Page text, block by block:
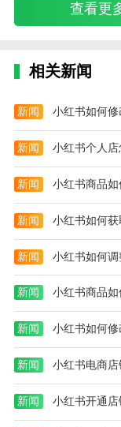
查看更
相关新闻
新闻 小红书如何修
新闻 小红书个人店
新闻 小红书商品如
新闻 小红书如何获
新闻 小红书如何
新闻 小红书商品如
新闻 小红书如何修
新闻 小红书电商
新闻 小红书开通